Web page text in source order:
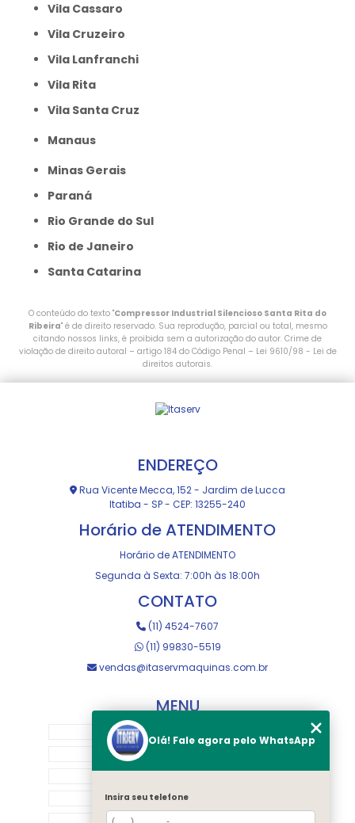
Vila Cassaro
Vila Cruzeiro
Vila Lanfranchi
Vila Rita
Vila Santa Cruz
Manaus
Minas Gerais
Paraná
Rio Grande do Sul
Rio de Janeiro
Santa Catarina
O conteúdo do texto "Compressor Industrial Silencioso Santa Rita do
Ribeira" é de direito reservado. Sua reprodução, parcial ou total, mesmo
citando nossos links, é proibida sem a autorização do autor. Crime de
violação de direito autoral – artigo 184 do Código Penal – Lei 9610/98 - Lei de
direitos autorais.
ENDEREÇO
Rua Vicente Mecca, 152 - Jardim de Lucca
Itatiba - SP - CEP: 13255-240
Horário de ATENDIMENTO
Horário de ATENDIMENTO
Segunda à Sexta: 7:00h às 18:00h
CONTATO
(11) 4524-7607
(11) 99830-5519
vendas@itaservmaquinas.com.br
MENU
MANUTENÇÃO E USINAGEM
LOJA
Olá! Fale agora pelo WhatsApp
Insira seu telefone